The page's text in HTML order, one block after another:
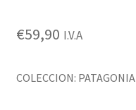
Donde Estamos
€59,90 I.V.A
COLECCION: PATAGONIA